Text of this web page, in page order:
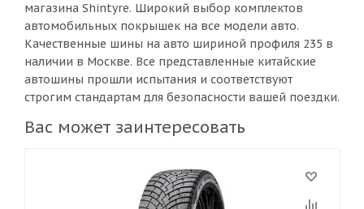
магазина Shintyre. Широкий выбор комплектов
автомобильных покрышек на все модели авто.
Качественные шины на авто шириной профиля 235 в
наличии в Москве. Все представленные китайские
автошины прошли испытания и соответствуют
строгим стандартам для безопасности вашей поездки.
Вас может заинтересовать